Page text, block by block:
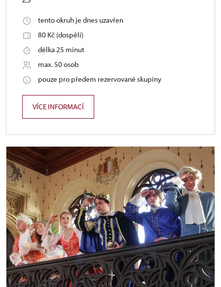
tento okruh je dnes uzavřen
80 Kč (dospělí)
délka 25 minut
max. 50 osob
pouze pro předem rezervované skupiny
VÍCE INFORMACÍ